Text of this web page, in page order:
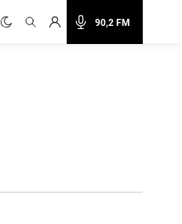
90,2 FM